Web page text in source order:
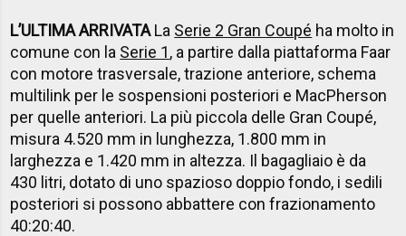
L’ULTIMA ARRIVATALa Serie 2 Gran Coupé ha molto in
comune con la Serie 1, a partire dalla piattaforma Faar
con motore trasversale, trazione anteriore, schema
multilink per le sospensioni posteriori e MacPherson
per quelle anteriori. La più piccola delle Gran Coupé,
misura 4.520 mm in lunghezza, 1.800 mm in
larghezza e 1.420 mm in altezza. Il bagagliaio è da
430 litri, dotato di uno spazioso doppio fondo, i sedili
posteriori si possono abbattere con frazionamento
40:20:40.